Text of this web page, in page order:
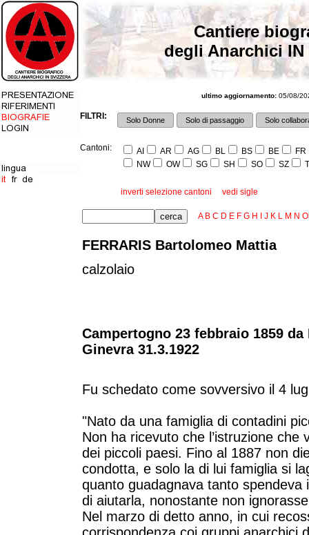
Cantiere
degli Anarchici IN
ultimo aggiornamento: 05/08/
FILTRI: Solo Donne Solo di passaggio Solo
Cantoni: AI AR AG BL BS BE
FR
NW
OW SG SH SO SZ
inverti selezione cantoni vedi sigle
A B C D E F G H J K L M N O
FERRARIS Bartolomeo Mattia
calzolaio
Campertogno 23 febbraio 1859
Ginevra 31.3.1922
Fu schedato come sovversivo il 4
"Nato da una famiglia di contadini
Non ha ricevuto che l’istruzione che
dei piccoli paesi. Fino al 1887 non
condotta, e solo la di lui famiglia si
quanto guadagnava tanto spendeva
di aiutarla, nonostante non
Nel marzo di detto anno, in cui